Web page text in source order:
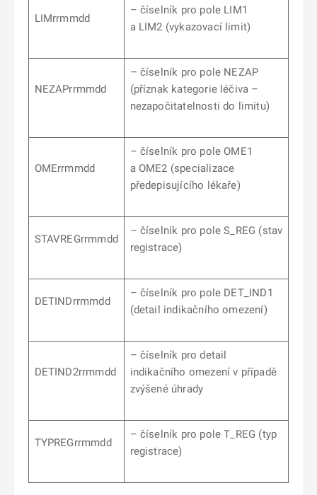
LIMrrmmdd
– číselník pro pole LIM1
a LIM2 (vykazovací limit)
NEZAPrrmmdd
– číselník pro pole NEZAP
(příznak kategorie léčiva –
nezapočitatelnosti do limitu)
OMErrmmdd
– číselník pro pole OME1
a OME2 (specializace
předepisujícího lékaře)
STAVREGrrmmdd
– číselník pro pole S_REG (stav
registrace)
DETINDrrmmdd
– číselník pro pole DET_IND1
(detail indikačního omezení)
DETIND2rrmmdd
– číselník pro detail
indikačního omezení v případě
zvýšené úhrady
TYPREGrrmmdd
– číselník pro pole T_REG (typ
registrace)